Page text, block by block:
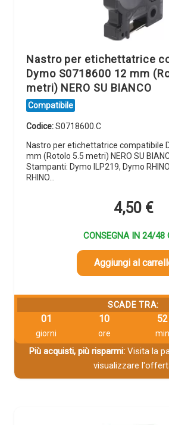
Nastro per etichettatrice
Dymo S0718600 12 mm
metri) NERO SU BIANCO
Compatibile
Codice:S0718600.C
Nastro per etichettatrice compatibile
mm (Rotolo 5.5 metri) NERO SU
Stampanti: Dymo ILP219, Dymo
RHINO…
4,50 €
CONSEGNA IN 24/48
Aggiungi al
SCADE TRA:
01
giorni
10
ore
52
min
Più acquisti, più risparmi:Visita la
visualizzare